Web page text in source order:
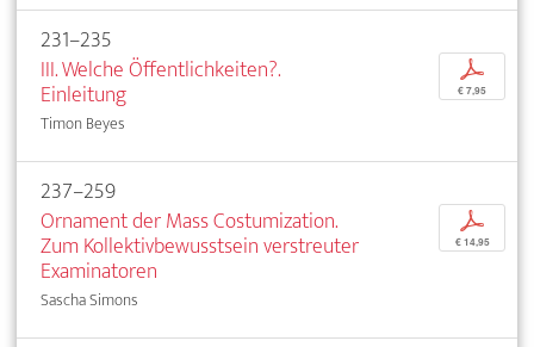
231–235
III. Welche Öffentlichkeiten?.
Einleitung
Timon Beyes
p
€ 7,95
237–259
Ornament der Mass Costumization.
Zum Kollektivbewusstsein verstreuter
Examinatoren
Sascha Simons
p
€ 14,95